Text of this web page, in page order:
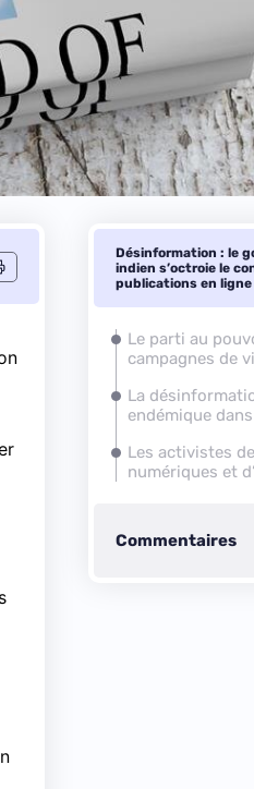
Désinformation : le
indien s’octroie le
publications en ligne
Le parti au
campagnes de
La
endémique
Les activistes
numériques et
Commentaires